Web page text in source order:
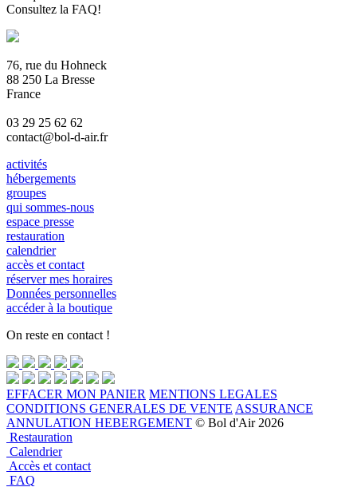
Consultez la FAQ!
76, rue du Hohneck
88 250 La Bresse
France
03 29 25 62 62
contact@bol-d-air.fr
activités
hébergements
groupes
qui sommes-nous
espace presse
restauration
calendrier
accès et contact
réserver mes horaires
Données personnelles
accéder à la boutique
On reste en contact !
EFFACER MON PANIER MENTIONS LEGALES
CONDITIONS GENERALES DE VENTE ASSURANCE
ANNULATION HEBERGEMENT © Bol d'Air 2026
Restauration
Calendrier
Accès et contact
FAQ